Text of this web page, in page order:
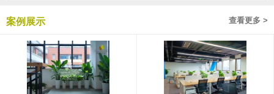
查看更多 >
案例展示